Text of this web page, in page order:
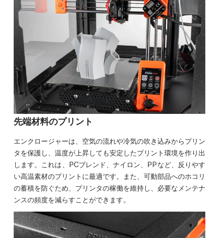
先端材料のプリント
エンクロージャーは、空気の流れや冷気の吹き込みからプリン
タを保護し、温度が上昇しても安定したプリント環境を作り出
します。これは、PCブレンド、ナイロン、PPなど、反りやす
い高温素材のプリントに最適です。また、可動部品へのホコリ
の蓄積を防ぐため、プリンタの稼働を維持し、必要なメンテナ
ンスの頻度を減らすことができます。